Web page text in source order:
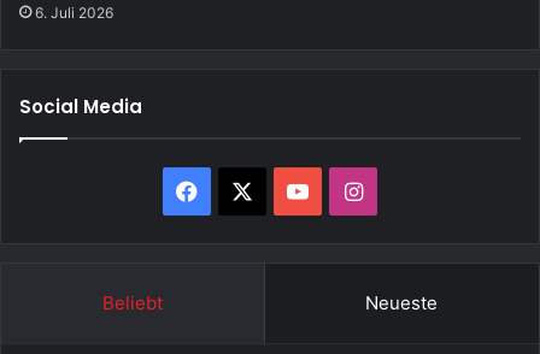
6. Juli 2026
Social Media
Facebook YouTubeInstagram
Beliebt Neueste